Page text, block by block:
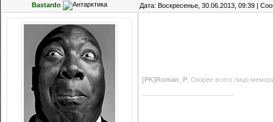
Bastardo Дата: Воскресенье, 30.06.2013, 09:39 |
[PK]Roman_P , Скорее всего лицо